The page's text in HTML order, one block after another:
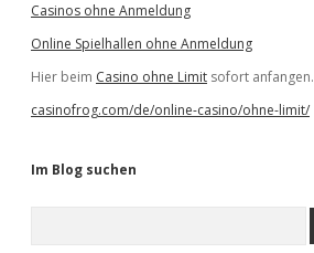
Casinos ohne Anmeldung
Online Spielhallen ohne Anmeldung
Hier beim Casino ohne Limit sofort anfangen.
casinofrog.com/de/online-casino/ohne-limit/
Im Blog suchen